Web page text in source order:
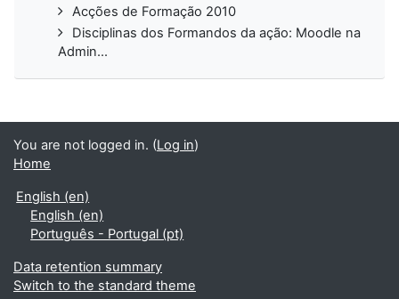
Acções de Formação 2010
Disciplinas dos Formandos da ação: Moodle na
Admin...
You are not logged in. (Log in)
Home
English ‎(en)‎
English ‎(en)‎
Português - Portugal ‎(pt)‎
Data retention summary
Switch to the standard theme